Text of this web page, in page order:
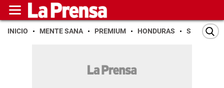
INICIO MENTE SANA PREMIUM HONDURAS SAN PEDRO